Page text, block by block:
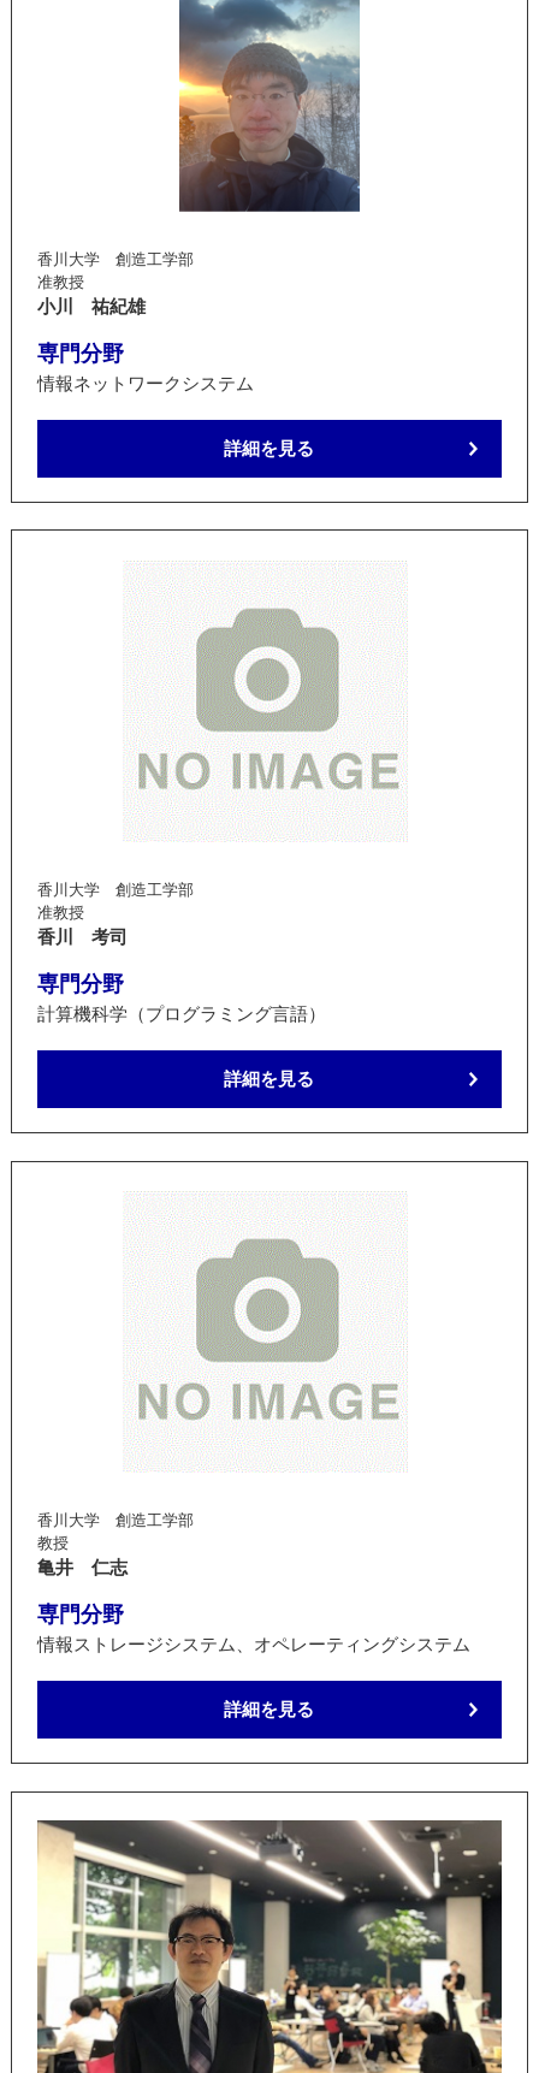
香川大学 創造工学部
准教授
小川 祐紀雄
専門分野
情報ネットワークシステム
詳細を見る
香川大学 創造工学部
准教授
香川 考司
専門分野
計算機科学（プログラミング言語）
詳細を見る
香川大学 創造工学部
教授
亀井 仁志
専門分野
情報ストレージシステム、オペレーティングシステム
詳細を見る